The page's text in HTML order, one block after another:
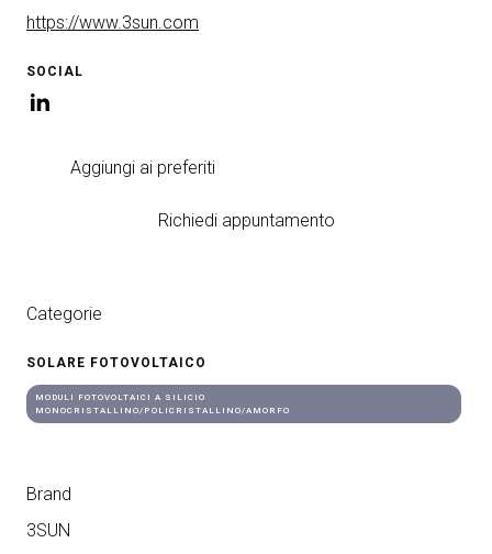
https://www.3sun.com
SOCIAL
Aggiungi ai preferiti
Richiedi appuntamento
Categorie
SOLARE FOTOVOLTAICO
MODULI FOTOVOLTAICI A SILICIO
MONOCRISTALLINO/POLICRISTALLINO/AMORFO
Brand
3SUN